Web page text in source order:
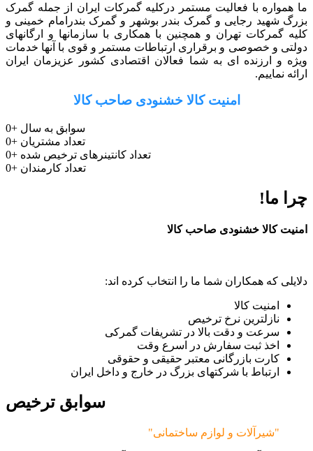
ما همواره با فعالیت مستمر درکلیه گمرکات ایران از جمله گمرک
بزرگ شهید رجایی و گمرک بندر بوشهر و گمرک بندرامام خمینی و
کلیه گمرکات تهران و همچنین با همکاری با سازمانها و ارگانهای
دولتی و خصوصی و برقراری ارتباطات مستمر و قوی با آنها خدمات
ویژه و ارزنده ای به شما فعالان اقتصادی کشور عزیزمان ایران
ارائه نماییم.
امنیت کالا خشنودی صاحب کالا
0+ سوابق به سال
0+ تعداد مشتریان
0+ تعداد کانتینرهای ترخیص شده
0+ تعداد کارمندان
چرا ما!
امنیت کالا خشنودی صاحب کالا
دلایلی که همکاران شما ما را انتخاب کرده اند:
امنیت کالا
نازلترین نرخ ترخیص
سرعت و دقت بالا در تشریفات گمرکی
اخذ ثبت سفارش در اسرع وقت
کارت بازرگانی معتبر حقیقی و حقوقی
ارتباط با شرکتهای بزرگ در خارج و داخل ایران
سوابق ترخیص
"شیرآلات و لوازم ساختمانی"